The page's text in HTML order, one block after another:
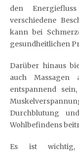
den
verschiedene
kann bei
gesundheitlichen
Darüber hinaus
auch
entspannend
Durchblutung
Wohlbefindens
Es ist wichtig,